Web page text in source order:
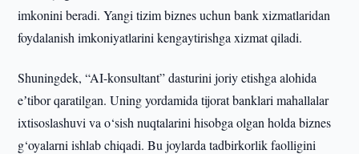
imkonini beradi. Yangi tizim biznes uchun bank xizmatlaridan
foydalanish imkoniyatlarini kengaytirishga xizmat qiladi.
Shuningdek, “AI-konsultant” dasturini joriy etishga alohida
eʼtibor qaratilgan. Uning yordamida tijorat banklari mahallalar
ixtisoslashuvi va o‘sish nuqtalarini hisobga olgan holda biznes
g‘oyalarni ishlab chiqadi. Bu joylarda tadbirkorlik faolligini